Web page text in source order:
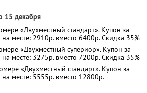
15 декабря
«Двухместный стандарт». Купон за
месте: 2910р. вместо 6400р.Скидка 35%
«Двухместный супериор». Купон за
месте: 3275р. вместо 7200р.Скидка 35%
«Двухместный стандарт». Купон за
на месте: 5555р. вместо 12800р.